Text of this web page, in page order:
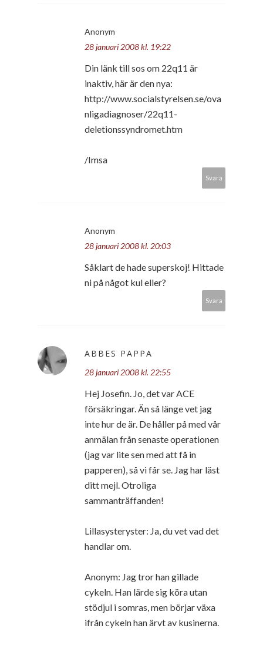
Anonym
28 januari 2008 kl. 19:22
Din länk till sos om 22q11 är
inaktiv, här är den nya:
http://www.socialstyrelsen.se/ova
nligadiagnoser/22q11-
deletionssyndromet.htm
/Imsa
Svara
Anonym
28 januari 2008 kl. 20:03
Såklart de hade superskoj! Hittade
ni på något kul eller?
Svara
ABBES PAPPA
28 januari 2008 kl. 22:55
Hej Josefin. Jo, det var ACE
försäkringar. Än så länge vet jag
inte hur de är. De håller på med vår
anmälan från senaste operationen
(jag var lite sen med att få in
papperen), så vi får se. Jag har läst
ditt mejl. Otroliga
sammanträffanden!
Lillasysteryster: Ja, du vet vad det
handlar om.
Anonym: Jag tror han gillade
cykeln. Han lärde sig köra utan
stödjul i somras, men börjar växa
ifrån cykeln han ärvt av kusinerna.